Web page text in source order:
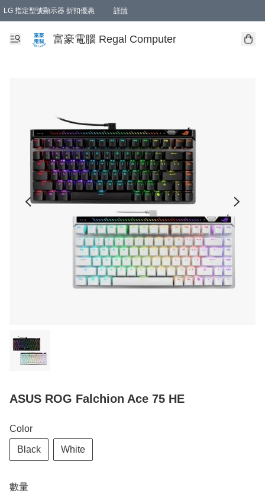
LG 指定型號顯示器 折扣優惠 詳情
富豪電腦 Regal Computer
ASUS ROG Falchion Ace 75 HE
Color
Black White
數量